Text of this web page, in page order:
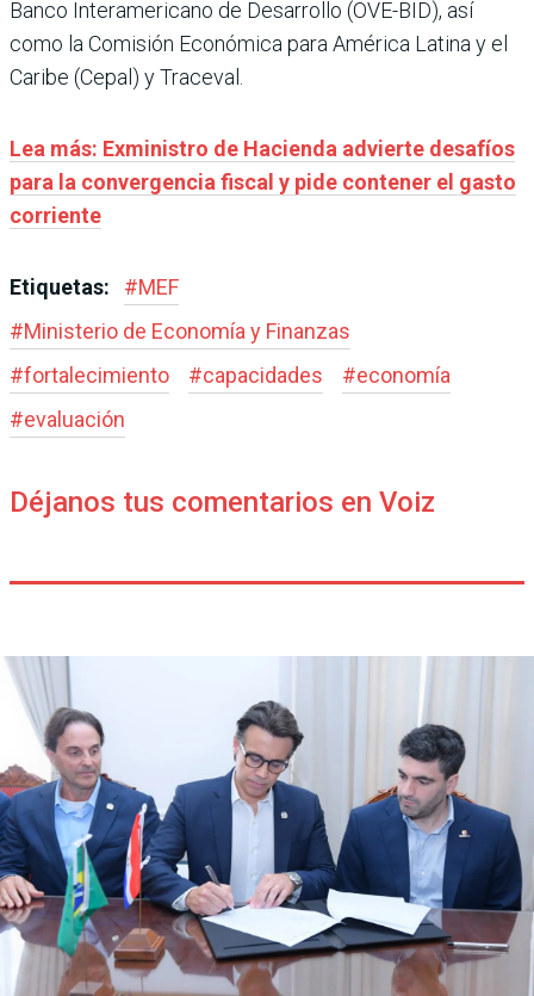
Banco Interamericano de Desarrollo (OVE-BID), así
como la Comisión Económica para América Latina y el
Caribe (Cepal) y Traceval.
Lea más: Exministro de Hacienda advierte desafíos
para la convergencia fiscal y pide contener el gasto
corriente
Etiquetas: #MEF
#Ministerio de Economía y Finanzas
#fortalecimiento #capacidades #economía
#evaluación
Déjanos tus comentarios en Voiz